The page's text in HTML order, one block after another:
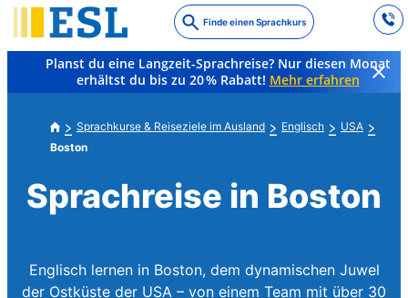
to
main
content
Finde einen Sprachkurs
Planst du eine Langzeit-Sprachreise? Nur diesen Monat
erhältst du bis zu 20 % Rabatt! Mehr erfahren
Sprachkurse & Reiseziele im Ausland Englisch
USA
Boston
Sprachreise in Boston
Englisch lernen in Boston, dem dynamischen Juwel
der Ostküste der USA – von einem Team mit über 30